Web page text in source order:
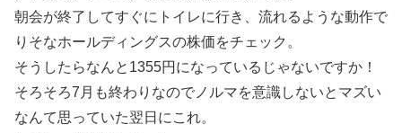
朝会が終了してすぐにトイレに行き、流れるような動作で
りそなホールディングスの株価をチェック。
そうしたらなんと1355円になっているじゃないですか！
そろそろ7月も終わりなのでノルマを意識しないとマズい
なんて思っていた翌日にこれ。